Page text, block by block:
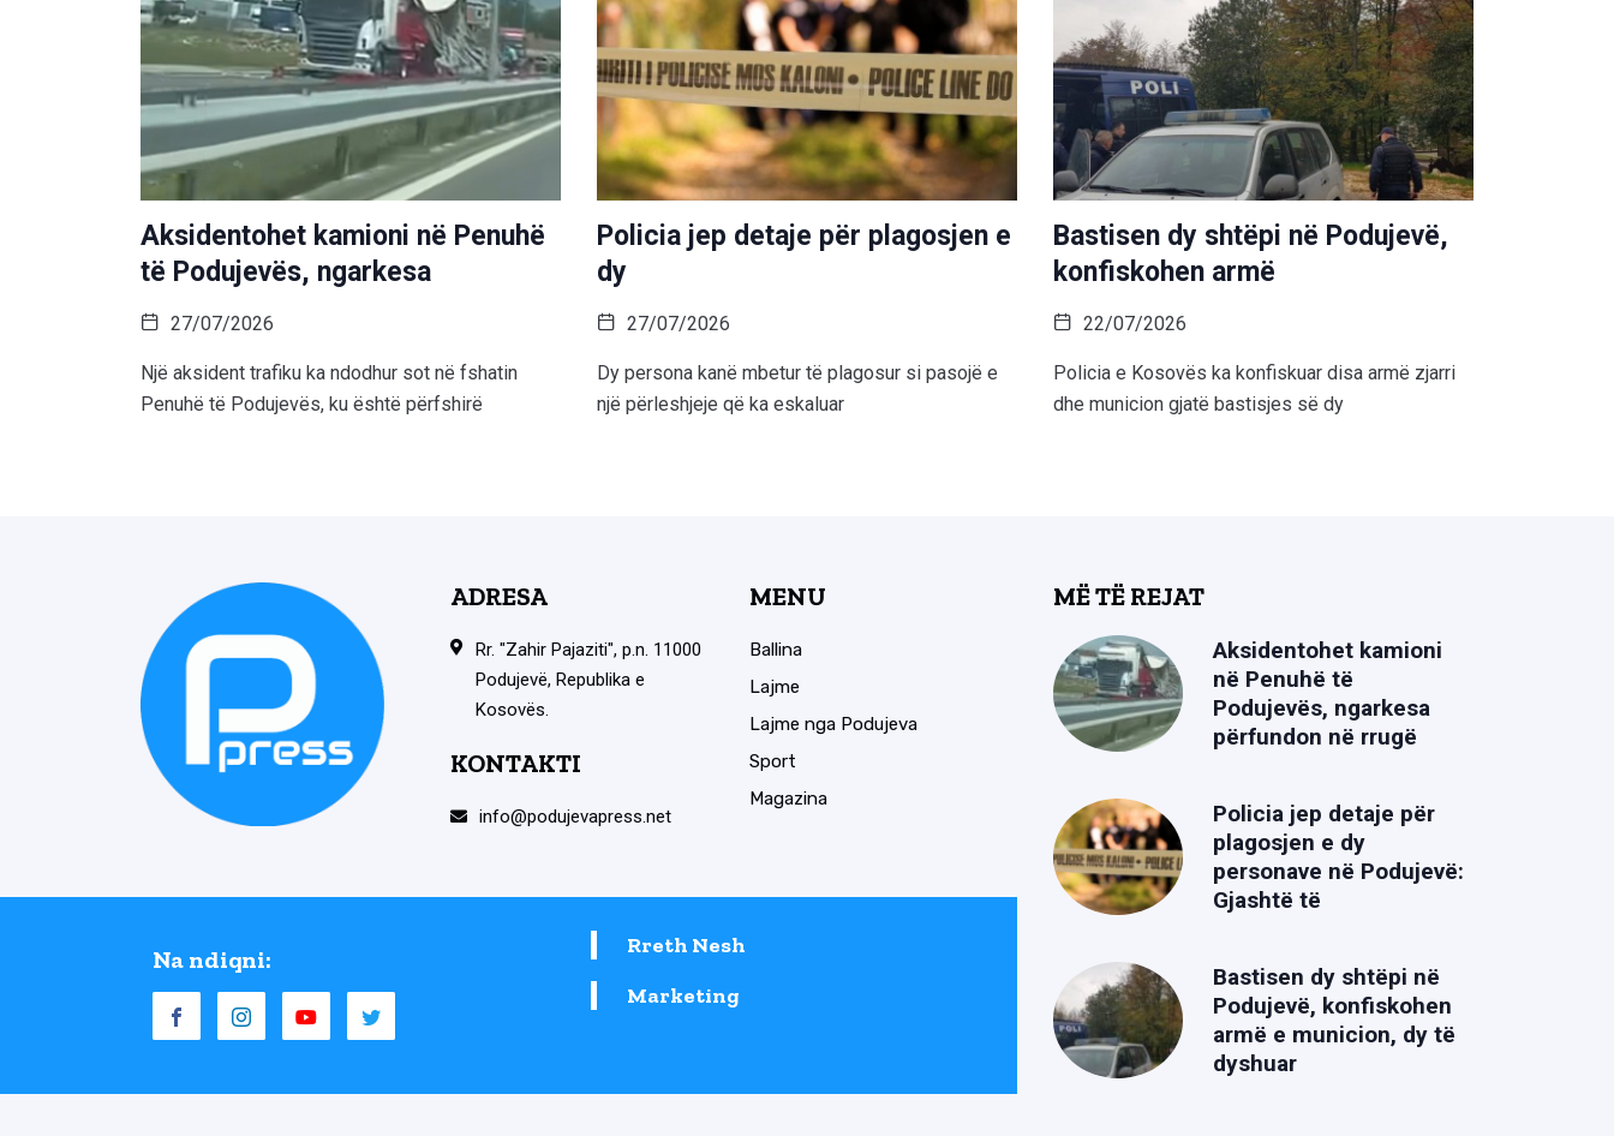
Aksidentohet kamioni në Penuhë
të Podujevës, ngarkesa
27/07/2026
Një aksident trafiku ka ndodhur sot në fshatin
Penuhë të Podujevës, ku është përfshirë
Policia jep detaje për plagosjen e
dy
27/07/2026
Dy persona kanë mbetur të plagosur si pasojë e
një përleshjeje që ka eskaluar
Bastisen dy shtëpi në Podujevë,
konfiskohen armë
22/07/2026
Policia e Kosovës ka konfiskuar disa armë zjarri
dhe municion gjatë bastisjes së dy
ADRESA
Rr. "Zahir Pajaziti", p.n. 11000
Podujevë, Republika e
Kosovës.
KONTAKTI
info@podujevapress.net
MENU
Ballina
Lajme
Lajme nga Podujeva
Sport
Magazina
Na ndiqni:
Rreth Nesh
Marketing
MË TË REJAT
Aksidentohet kamioni
në Penuhë të
Podujevës, ngarkesa
përfundon në rrugë
Policia jep detaje për
plagosjen e dy
personave në Podujevë:
Gjashtë të
Bastisen dy shtëpi në
Podujevë, konfiskohen
armë e municion, dy të
dyshuar